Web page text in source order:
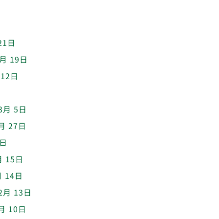
日
19日
日
5日
27日
15日
14日
13日
10日